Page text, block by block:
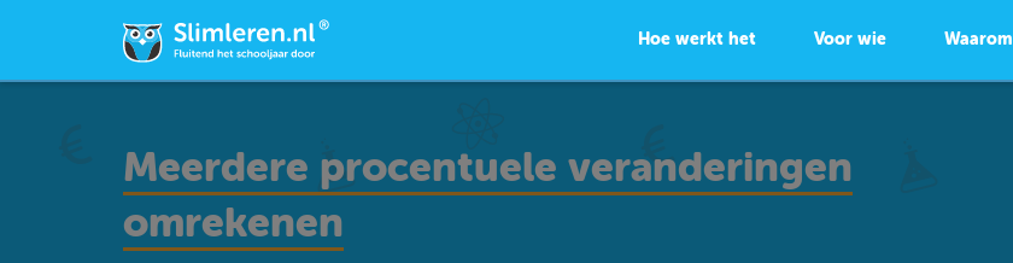
Hoe werkt het Voor wie Waarom
Meerdere procentuele veranderingen
omrekenen